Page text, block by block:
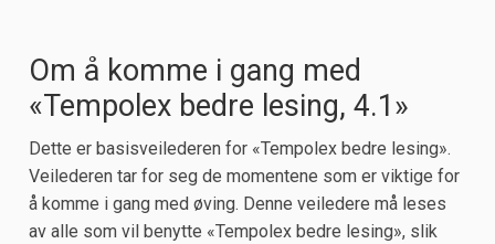
Om å komme i gang med
«Tempolex bedre lesing, 4.1»
Dette er basisveilederen for «Tempolex bedre lesing».
Veilederen tar for seg de momentene som er viktige for
å komme i gang med øving. Denne veiledere må leses
av alle som vil benytte «Tempolex bedre lesing», slik